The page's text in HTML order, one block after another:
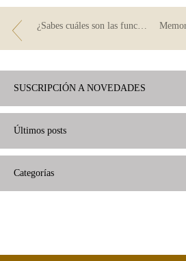
¿Sabes cuáles son las funciones del Banco de España?
SUSCRIPCIÓN A NOVEDADES
Últimos posts
Categorías